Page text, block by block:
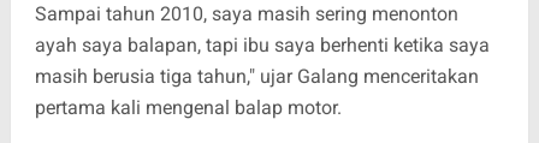
Sampai tahun 2010, saya masih sering menonton
ayah saya balapan, tapi ibu saya berhenti ketika saya
masih berusia tiga tahun," ujar Galang menceritakan
pertama kali mengenal balap motor.